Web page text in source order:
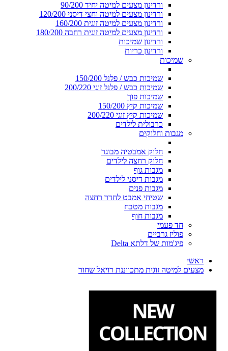
ורדינון מצעים למיטה יחיד 90/200
ורדינון מצעים למיטה וחצי דיסני 120/200
ורדינון מצעים למיטה זוגית 160/200
ורדינון מצעים למיטה זוגית רחבה 180/200
ורדינון שמיכות
ורדינון כריות
שמיכות
שמיכות כבש / פלנל 150/200
שמיכות כבש / פלנל זוגי 200/220
שמיכות פוך
שמיכות קיץ 150/200
שמיכות קיץ זוגי 200/220
כרבולית לילדים
מגבות וחלוקים
חלוק אמבטיה מבוגר
חלוק רחצה לילדים
מגבות גוף
מגבות דיסני לילדים
מגבות פנים
שטיחי אמבט לחדר רחצה
מגבות מטבח
מגבות חוף
חד פעמי
פוליז גרביים
פיג'מות של דלתא Delta
ראשי
מצעים למיטה זוגית מתכווננת רויאל שחור